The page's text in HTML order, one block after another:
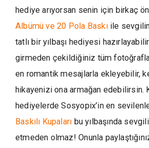
hediye arıyorsan senin için birkaç
Albümü ve 20 Pola Baskıile
tatlı bir yılbaşı hediyesi
girmeden çekildiğiniz tüm
en romantik mesajlarla ekleyebilir,
hikayenizi ona armağan edebilirsin.
hediyelerde Sosyopix’in en
Baskılı Kupaları bu yılbaşında
etmeden olmaz! Onunla